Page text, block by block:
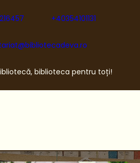
+40354101131
biblioteca pentru toți!